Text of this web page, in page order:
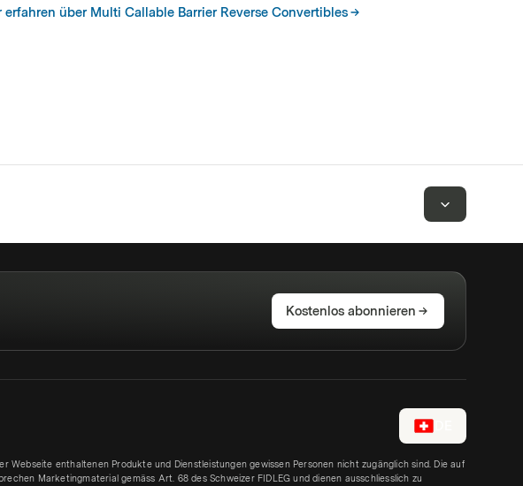
erfahren über Multi Callable Barrier Reverse Convertibles
Kostenlos abonnieren
Webseite enthaltenen Produkte und Dienstleistungen gewissen Personen nicht zugänglich sind. Die auf
Marketingmaterial gemäss Art. 68 des Schweizer FIDLEG und dienen ausschliesslich zu